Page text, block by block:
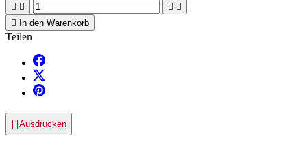
   

In den Warenkorb
Teilen
Ausdrucken